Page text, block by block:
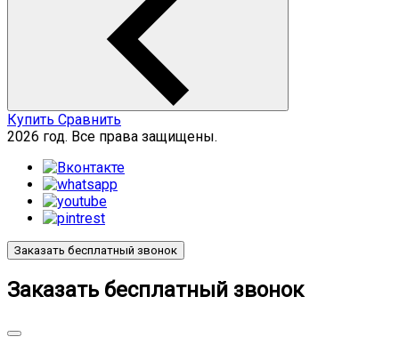
Купить Сравнить
2026 год. Все права защищены.
Заказать бесплатный звонок
Заказать бесплатный звонок